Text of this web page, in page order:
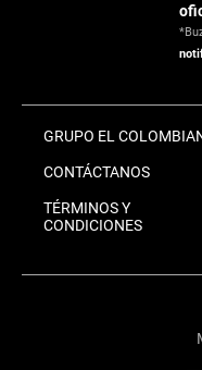
GRUPO EL
CONTÁCTANOS
TÉRMINOS Y
CONDICIONES